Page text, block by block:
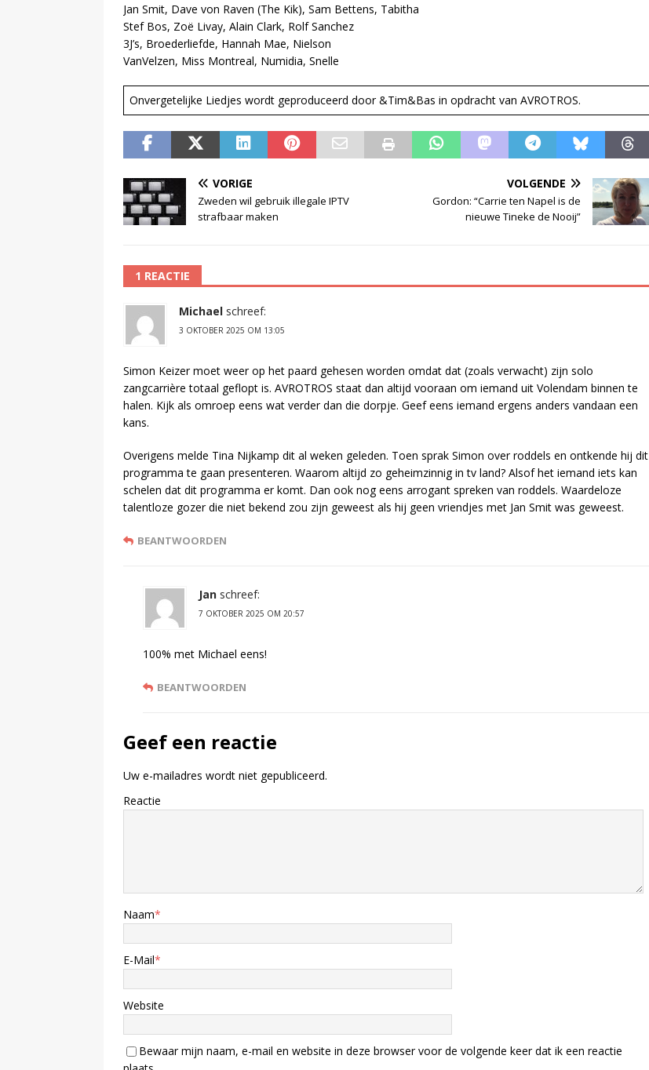
Jan Smit, Dave von Raven (The Kik), Sam Bettens, Tabitha
Stef Bos, Zoë Livay, Alain Clark, Rolf Sanchez
3J’s, Broederliefde, Hannah Mae, Nielson
VanVelzen, Miss Montreal, Numidia, Snelle
Onvergetelijke Liedjes wordt geproduceerd door &Tim&Bas in opdracht van AVROTROS.
VORIGE
Zweden wil gebruik illegale IPTV
strafbaar maken
VOLGENDE
Gordon: “Carrie ten Napel is de
nieuwe Tineke de Nooij”
1 REACTIE
Michael schreef:
3 OKTOBER 2025 OM 13:05
Simon Keizer moet weer op het paard gehesen worden omdat dat (zoals verwacht) zijn solo
zangcarrière totaal geflopt is. AVROTROS staat dan altijd vooraan om iemand uit Volendam binnen te
halen. Kijk als omroep eens wat verder dan die dorpje. Geef eens iemand ergens anders vandaan een
kans.
Overigens melde Tina Nijkamp dit al weken geleden. Toen sprak Simon over roddels en ontkende hij dit
programma te gaan presenteren. Waarom altijd zo geheimzinnig in tv land? Alsof het iemand iets kan
schelen dat dit programma er komt. Dan ook nog eens arrogant spreken van roddels. Waardeloze
talentloze gozer die niet bekend zou zijn geweest als hij geen vriendjes met Jan Smit was geweest.
BEANTWOORDEN
Jan schreef:
7 OKTOBER 2025 OM 20:57
100% met Michael eens!
BEANTWOORDEN
Geef een reactie
Uw e-mailadres wordt niet gepubliceerd.
Reactie
Naam*
E-Mail*
Website
Bewaar mijn naam, e-mail en website in deze browser voor de volgende keer dat ik een reactie